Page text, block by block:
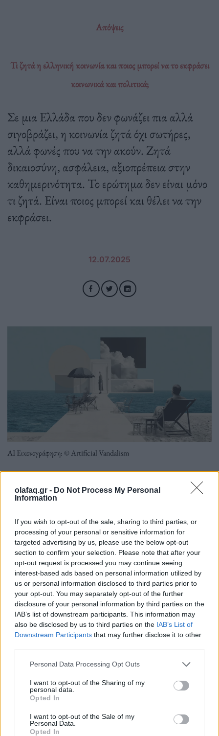
olafaq.gr - Do Not Process My Personal
Information
If you wish to opt-out of the sale, sharing to third parties, or
processing of your personal or sensitive information for
targeted advertising by us, please use the below opt-out
section to confirm your selection. Please note that after your
opt-out request is processed you may continue seeing
interest-based ads based on personal information utilized by
us or personal information disclosed to third parties prior to
your opt-out. You may separately opt-out of the further
disclosure of your personal information by third parties on the
IAB’s list of downstream participants. This information may
also be disclosed by us to third parties on the IAB’s List of
Downstream Participants that may further disclose it to other
Personal Data Processing Opt Outs
I want to opt-out of the Sharing of my
personal data.
Opted In
I want to opt-out of the Sale of my
Personal Data.
Opted In
Απόψεις
Τι ζητά η ελληνική κοινωνία και ποιος μπορεί να το εκφράσει
κοινωνικά και πολιτικά;
Σε μια Ελλάδα που δεν φωνάζει πια αλλά
σιγοβράζει, η κοινωνία ζητά όχι σωτήρες,
αλλά φωνές που να την ακούν. Ζητά
δικαιοσύνη, ασφάλεια, αξιοπρέπεια στην
καθημερινότητα. Το ερώτημα δεν είναι μόνο
τι ζητά. Είναι ποιος μπορεί και θέλει να την
εκφράσει.
12.07.2025
ΑΙ Εικονογράφηση: © Artificial Vandalism
Σε μια Ελλάδα που δεν φωνάζει πια αλλά
σιγοβράζει, η κοινωνία ζητά όχι σωτήρες, αλλά
φωνές που να την ακούν. Ζητά δικαιοσύνη,
ασφάλεια, αξιοπρέπεια στην καθημερινότητα. Το
ερώτημα δεν είναι μόνο τι ζητά. Είναι ποιος μπορεί
και θέλει να την εκφράσει.
Διαβάστε περισσότερα→
Δημοσιεύθηκε σε Απόψεις|Taggedαφήγημα,εκπροσώπηση,ελληνική
κοινωνία,κοινωνία,Πολιτική,προσδοκίες